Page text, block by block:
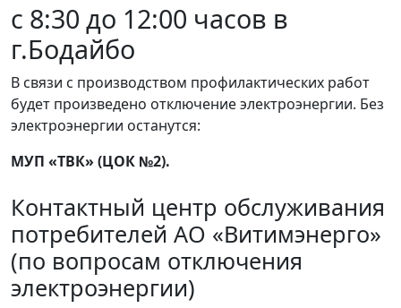
с 8:30 до 12:00 часов в
г.Бодайбо
В связи с производством профилактических работ
будет произведено отключение электроэнергии. Без
электроэнергии останутся:
МУП «ТВК» (ЦОК №2).
Контактный центр обслуживания
потребителей АО «Витимэнерго»
(по вопросам отключения
электроэнергии)